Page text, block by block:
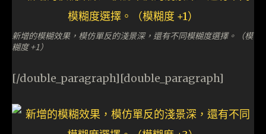
新增的模糊效果，模仿單反的淺景深，還有不同模糊度選擇。（模
糊度 +1）
[/double_paragraph][double_paragraph]